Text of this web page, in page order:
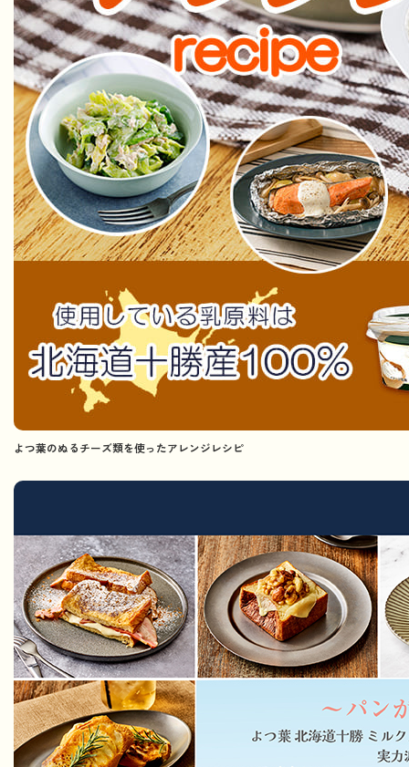
よつ葉のぬるチーズ類を使ったアレンジレシピ